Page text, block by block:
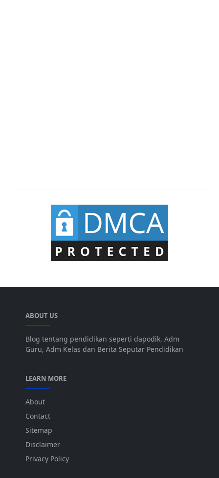
ABOUT US
Blog tentang pendidikan seperti dapodik, Adm
Guru, Adm Kelas dan Berita Seputar Pendidikan
LEARN MORE
About
Contact
Sitemap
Disclaimer
Privacy Policy